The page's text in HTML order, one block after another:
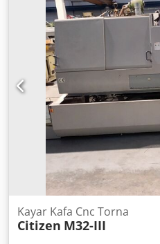
Kayar Kafa Cnc Torna
Citizen M32-III